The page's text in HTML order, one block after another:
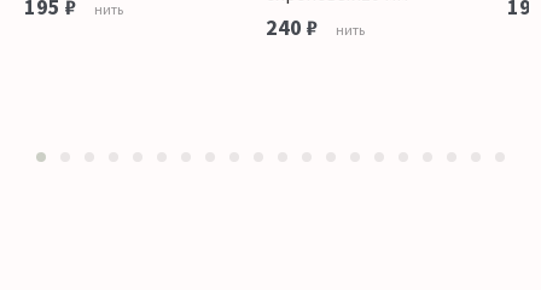
195 ₽ нить
240 ₽ нить